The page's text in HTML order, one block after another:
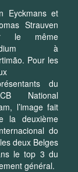
Eyckmans et
Strauven
le même
à
Pour les
du
National
l’image fait
la deuxième
do
deux Belges
le top 3 du
général.